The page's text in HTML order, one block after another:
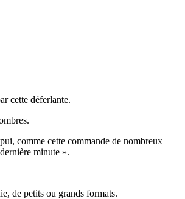
cette déferlante.
comme cette commande de nombreux
minute ».
de petits ou grands formats.